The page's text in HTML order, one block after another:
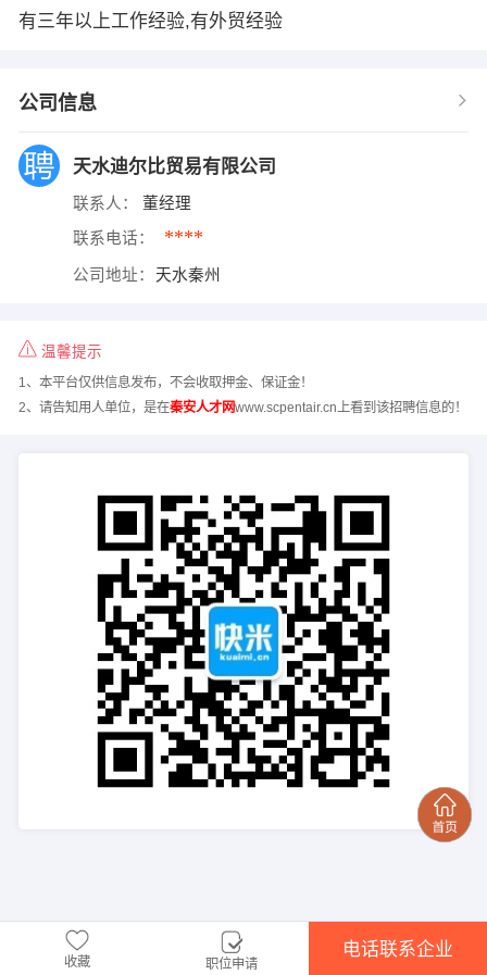
有三年以上工作经验,有外贸经验
公司信息
天水迪尔比贸易有限公司
联系人： 董经理
联系电话： ****
公司地址： 天水秦州
温馨提示
1、本平台仅供信息发布，不会收取押金、保证金！
2、请告知用人单位，是在秦安人才网www.scpentair.cn上看到该招聘信息的！
收藏 职位申请
电话联系企业